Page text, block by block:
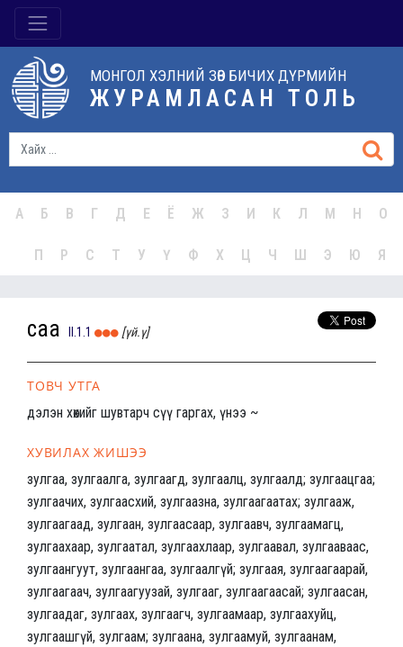
МОНГОЛ ХЭЛНИЙ ЗӨВ БИЧИХ ДҮРМИЙН
ЖУРАМЛАСАН ТОЛЬ
А Б В Г Д Е Ё Ж З И К Л М Н О
П Р С Т У Ү Ф Х Ц Ч Ш Э Ю Я
саа II.1.1 [үй.ү]
ТОВЧ УТГА
дэлэн хөхийг шувтарч сүү гаргах, үнээ ~
ХУВИЛАХ ЖИШЭЭ
зулгаа, зулгаалга, зулгаагд, зулгаалц, зулгаалд; зулгаацгаа;
зулгаачих, зулгаасхий, зулгаазна, зулгаагаатах; зулгааж,
зулгаагаад, зулгаан, зулгаасаар, зулгаавч, зулгаамагц,
зулгаахаар, зулгаатал, зулгаахлаар, зулгаавал, зулгааваас,
зулгаангуут, зулгаангаа, зулгаалгүй; зулгаая, зулгаагаарай,
зулгаагаач, зулгаагуузай, зулгааг, зулгаагаасай; зулгаасан,
зулгаадаг, зулгаах, зулгаагч, зулгаамаар, зулгаахуйц,
зулгаашгүй, зулгаам; зулгаана, зулгаамуй, зулгаанам,